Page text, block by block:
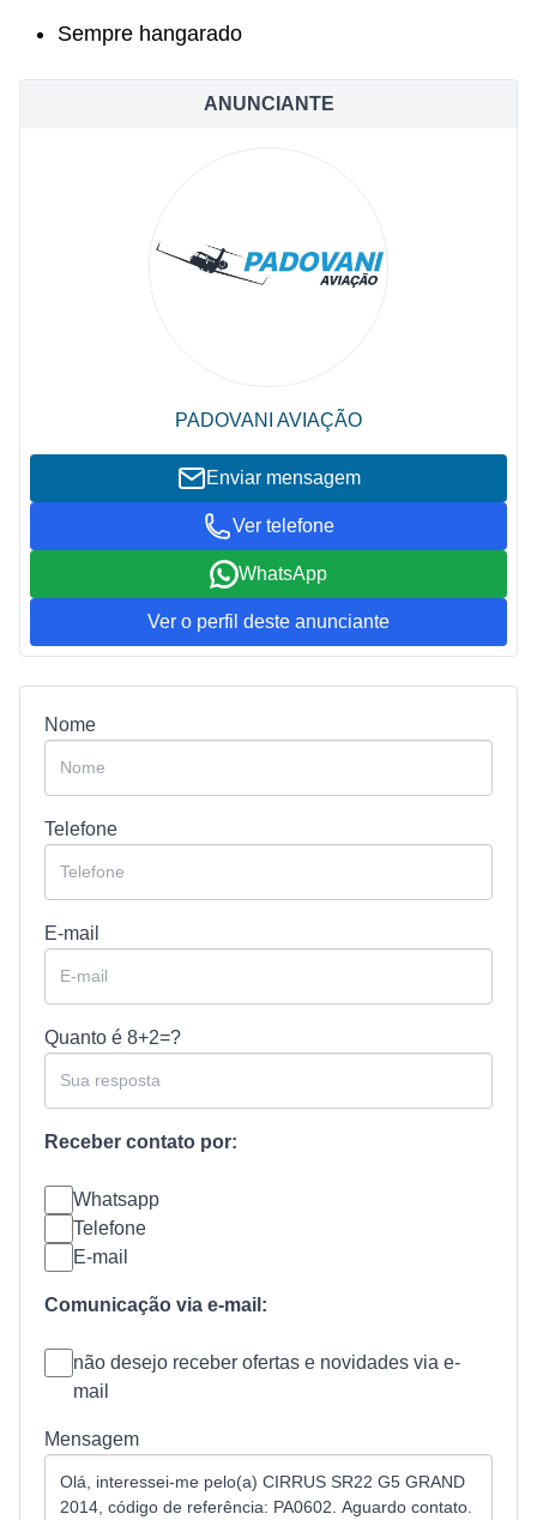
Sempre hangarado
ANUNCIANTE
PADOVANI AVIAÇÃO
Enviar mensagem
Ver telefone
WhatsApp
Ver o perfil deste anunciante
Nome
Telefone
E-mail
Quanto é 8+2=?
Receber contato por:
Whatsapp
Telefone
E-mail
Comunicação via e-mail:
não desejo receber ofertas e novidades via e-
mail
Mensagem